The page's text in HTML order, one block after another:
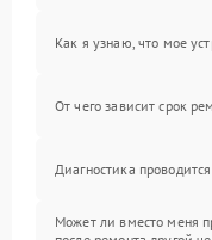
Как я узнаю, что мое
От чего зависит срок
Диагностика
Может ли вместо меня